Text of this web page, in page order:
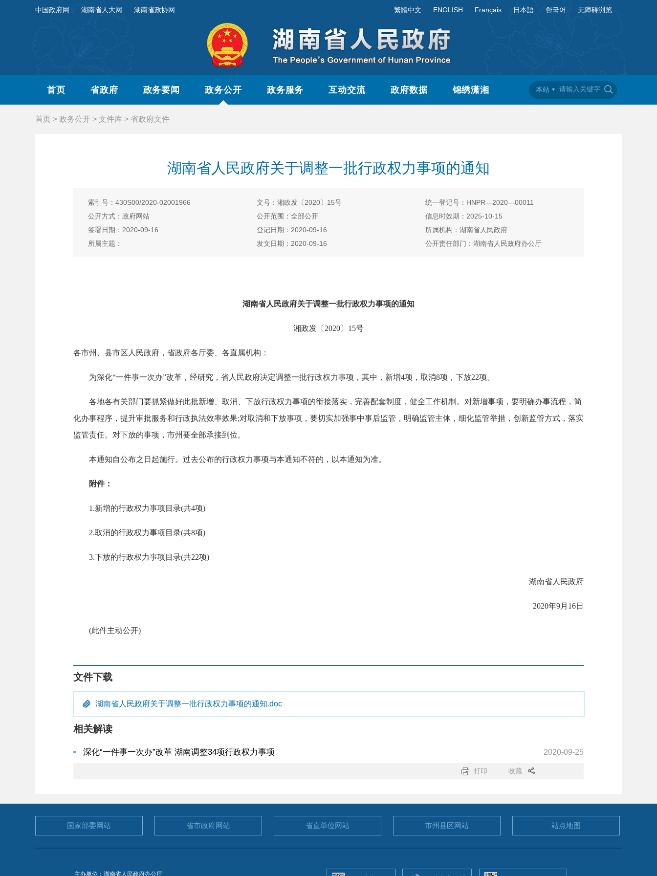
中国政府网 湖南省人大网 湖南省政协网 繁體中文 ENGLISH Français 日本語 한국어 无障碍浏览
首页 省政府 政务要闻 政务公开 政务服务 互动交流 政府数据 锦绣潇湘 本站
首页 > 政务公开 > 文件库 > 省政府文件
湖南省人民政府关于调整一批行政权力事项的通知
索引号：430S00/2020-02001966 文号：湘政发〔2020〕15号
统一登记号：HNPR—2020—00011
公开方式：政府网站
公开范围：全部公开
信息时效期：2025-10-15
签署日期：2020-09-16
登记日期：2020-09-16
所属机构：湖南省人民政府
所属主题：
发文日期：2020-09-16 公开责任部门：湖南省人民政府办公厅
湖南省人民政府关于调整一批行政权力事项的通知
湘政发〔2020〕15号
各市州、县市区人民政府，省政府各厅委、各直属机构：
为深化“一件事一次办”改革，经研究，省人民政府决定调整一批行政权力事项，其中，新增4项，取消8项，下放22项。
各地各有关部门要抓紧做好此批新增、取消、下放行政权力事项的衔接落实，完善配套制度，健全工作机制。对新增事项，要明确办事流程，简
化办事程序，提升审批服务和行政执法效率效果;对取消和下放事项，要切实加强事中事后监管，明确监管主体，细化监管举措，创新监管方式，落实
监管责任。对下放的事项，市州要全部承接到位。
本通知自公布之日起施行。过去公布的行政权力事项与本通知不符的，以本通知为准。
附件：
1.新增的行政权力事项目录(共4项)
2.取消的行政权力事项目录(共8项)
3.下放的行政权力事项目录(共22项)
湖南省人民政府
2020年9月16日
(此件主动公开)
文件下载
湖南省人民政府关于调整一批行政权力事项的通知.doc
相关解读
深化“一件事一次办”改革 湖南调整34项行政权力事项 2020-09-25
打印 收藏
国家部委网站 省市政府网站 省直单位网站 市州县区网站 站点地图
主办单位：湖南省人民政府办公厅